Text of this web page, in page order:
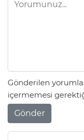
Gönderilen
içermemesi
Gönder